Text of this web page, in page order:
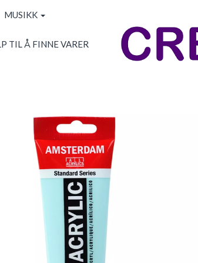
MUSIKK
TIL Å FINNE VARER